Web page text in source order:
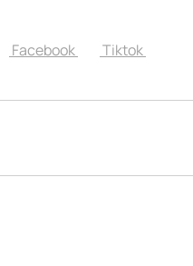
Facebook
Tiktok